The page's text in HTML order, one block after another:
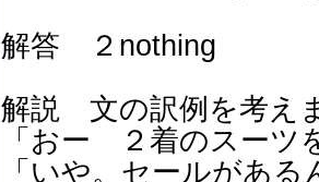
解答 ２nothing
解説 文の訳例を考え
「おー ２着のスーツ
「いや。セールがあ